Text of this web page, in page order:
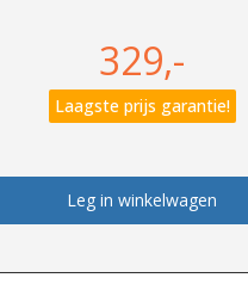
329,-
Laagste prijs garantie!
Leg in winkelwagen